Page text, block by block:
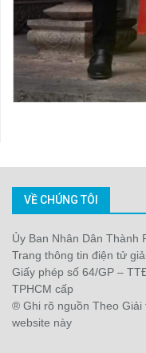
VỀ CHÚNG TÔI
Ủy Ban Nhân Dân Thành
Trang thông tin điện tử
Giấy phép số 64/GP –
TPHCM cấp
® Ghi rõ nguồn Theo
website này